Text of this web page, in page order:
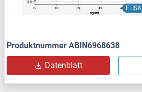
ELISA
Produktnummer ABIN6968638
Datenblatt